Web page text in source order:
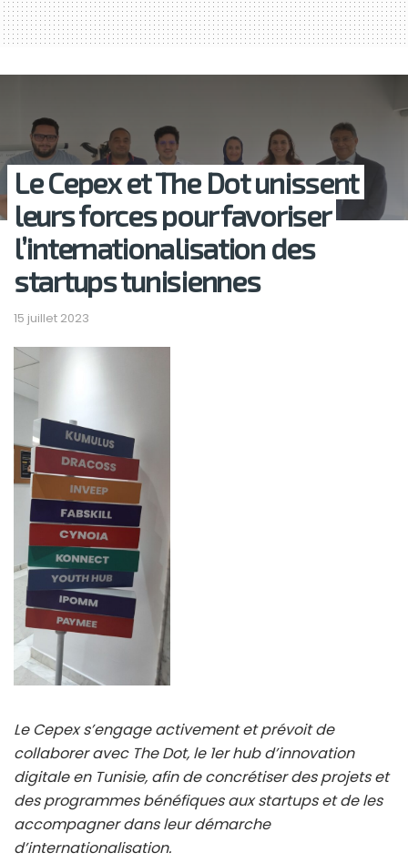
Le Cepex et The Dot unissent
leurs forces pour favoriser
l’internationalisation des
startups tunisiennes
15 juillet 2023
Le Cepex s’engage activement et prévoit de
collaborer avec The Dot, le 1er hub d’innovation
digitale en Tunisie, afin de concrétiser des projets et
des programmes bénéfiques aux startups et de les
accompagner dans leur démarche
d’internationalisation.